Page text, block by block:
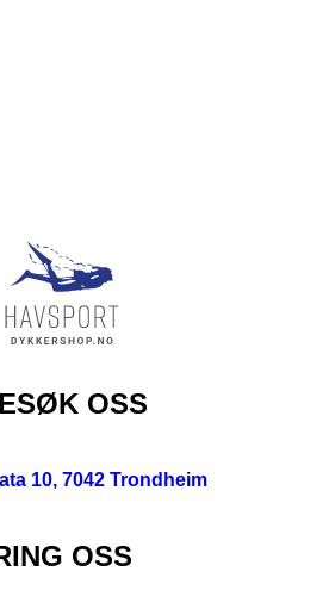
OSS
10, 7042 Trondheim
OSS